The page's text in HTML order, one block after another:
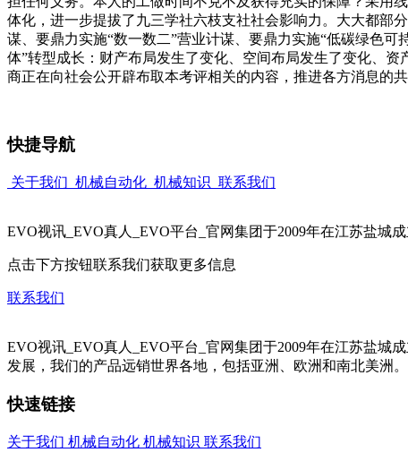
体化，进一步提拔了九三学社六枝支社社会影响力。大大都部
谋、要鼎力实施“数一数二”营业计谋、要鼎力实施“低碳绿色
体”转型成长：财产布局发生了变化、空间布局发生了变化、
商正在向社会公开辟布取本考评相关的内容，推进各方消息的
快捷导航
关于我们 机械自动化 机械知识 联系我们
EVO视讯_EVO真人_EVO平台_官网集团于2009年在江苏盐城
点击下方按钮联系我们获取更多信息
联系我们
EVO视讯_EVO真人_EVO平台_官网集团于2009年在江苏盐城
发展，我们的产品远销世界各地，包括亚洲、欧洲和南北美洲。
快速链接
关于我们 机械自动化 机械知识 联系我们